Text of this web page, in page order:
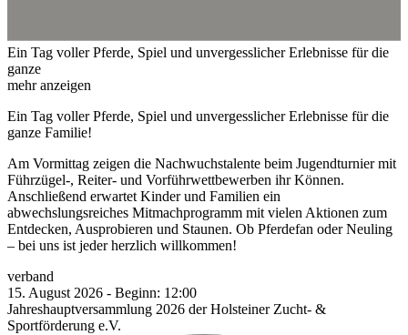
Ein Tag voller Pferde, Spiel und unvergesslicher Erlebnisse für die
ganze
mehr anzeigen
Ein Tag voller Pferde, Spiel und unvergesslicher Erlebnisse für die
ganze Familie!
Am Vormittag zeigen die Nachwuchstalente beim Jugendturnier mit
Führzügel-, Reiter- und Vorführwettbewerben ihr Können.
Anschließend erwartet Kinder und Familien ein
abwechslungsreiches Mitmachprogramm mit vielen Aktionen zum
Entdecken, Ausprobieren und Staunen. Ob Pferdefan oder Neuling
– bei uns ist jeder herzlich willkommen!
verband
15. August 2026 - Beginn: 12:00
Jahreshauptversammlung 2026 der Holsteiner Zucht- &
Sportförderung e.V.